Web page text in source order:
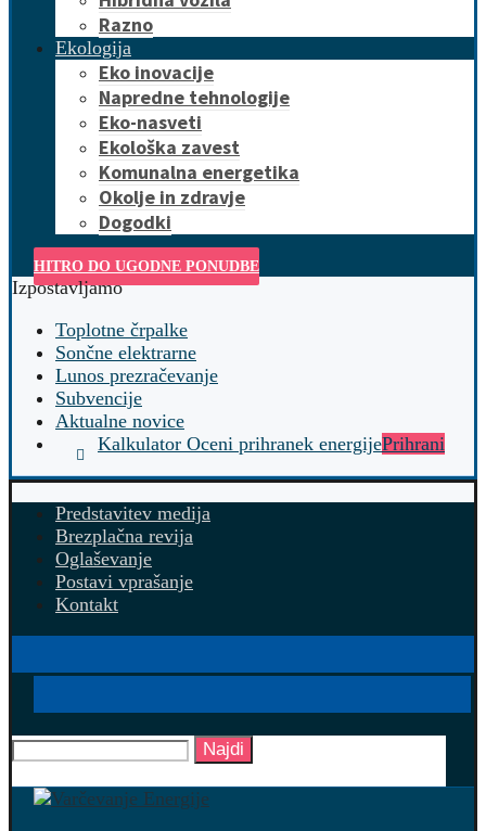
Razno
Ekologija
Eko inovacije
Napredne tehnologije
Eko-nasveti
Ekološka zavest
Komunalna energetika
Okolje in zdravje
Dogodki
HITRO DO UGODNE PONUDBE
Izpostavljamo
Toplotne črpalke
Sončne elektrarne
Lunos prezračevanje
Subvencije
Aktualne novice
Kalkulator Oceni prihranek energijePrihrani
Predstavitev medija
Brezplačna revija
Oglaševanje
Postavi vprašanje
Kontakt
Najdi